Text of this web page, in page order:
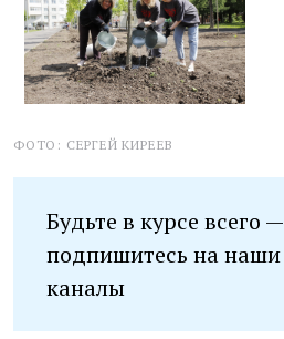
ФОТО: СЕРГЕЙ КИРЕЕВ
Будьте в курсе всего —
подпишитесь на наши
каналы